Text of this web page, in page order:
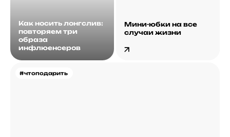
Как носить лонгслив:
повторяем три
образа
инфлюенсеров
#чтоподарить
Мини-юбки на все
случаи жизни